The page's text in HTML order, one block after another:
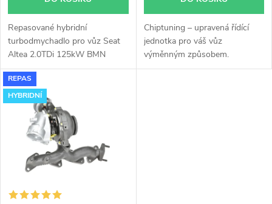
u
k
t
d
u
k
t
Repasované hybridní
turbodmychadlo pro vůz Seat
Altea 2.0TDi 125kW BMN
GT1752V s velkým sáním.
Chiptuning – upravená řídící
jednotka pro váš vůz
výměnným způsobem.
REPAS
HYBRIDNÍ